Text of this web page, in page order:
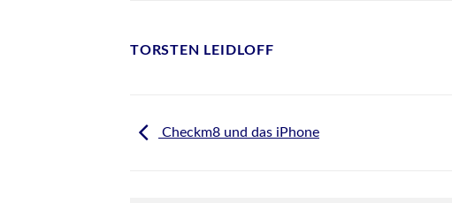
TORSTEN LEIDLOFF
Checkm8 und das iPhone